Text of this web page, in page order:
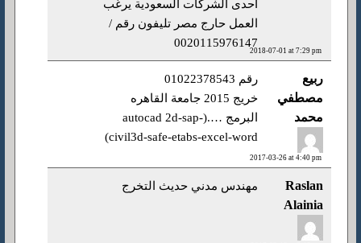
2018-07-01 at 7:29 pm
احدى الشركات السعودية يرغب
العمل حارج مصر تليفون رقم /
0020115976147
ربيع
مصطفي
محمد
2017-03-26 at 4:40 pm
رقم 01022378543
خريج 2015 جامعة القاهره
البرمج ….(autocad 2d-sap-
civil3d-safe-etabs-excel-word)
Raslan
Alainia
مهندس مدني حديث التخرج